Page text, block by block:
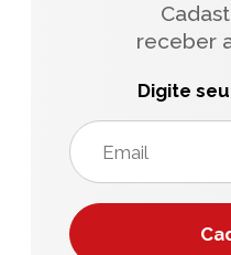
receber
Digite